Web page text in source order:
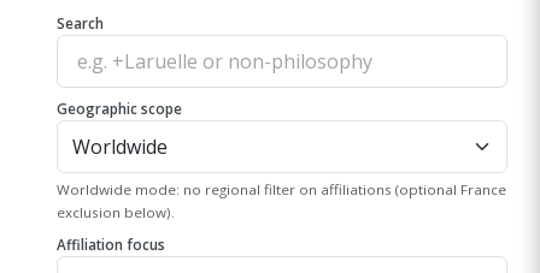
Search
Geographic scope
Worldwide mode: no regional filter on affiliations (optional France
exclusion below).
Affiliation focus